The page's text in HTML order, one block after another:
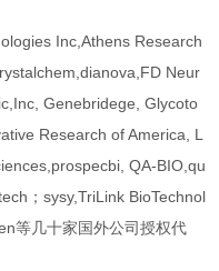
Inc,Athens Research
Neur
Genebridege, Glycoto
Research of America, L
QA-BIO,qu
；sysy,TriLink BioTechnol
等几十家国外公司授权代